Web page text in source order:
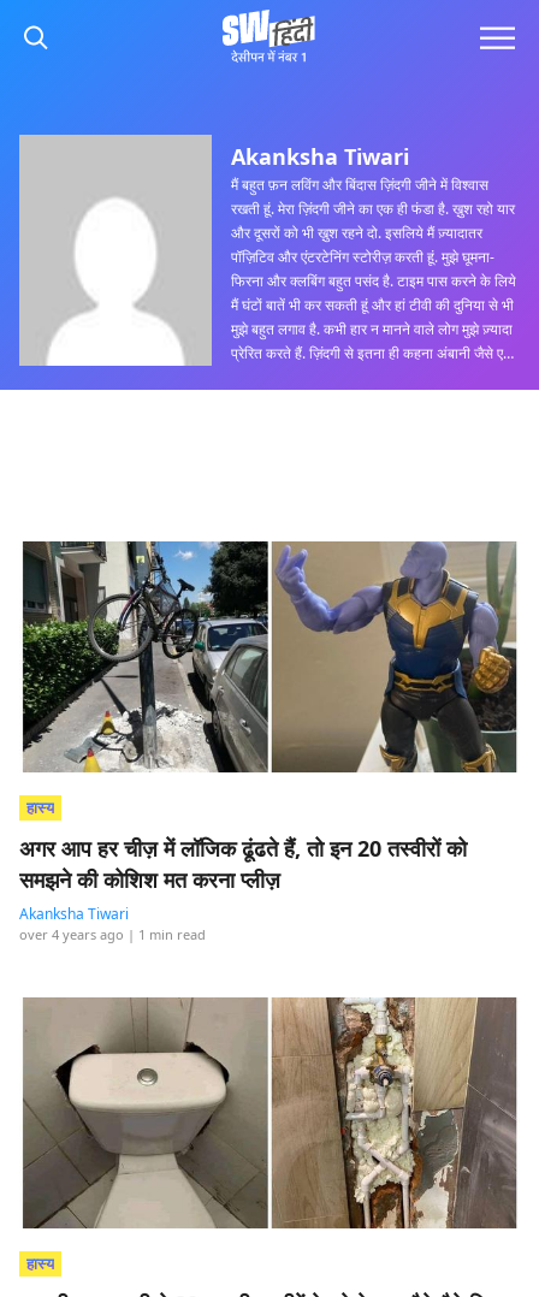
Akanksha Tiwari
मैं बहुत फ़न लविंग और बिंदास ज़िंदगी जीने में विश्वास
रखती हूं. मेरा ज़िंदगी जीने का एक ही फंडा है. ख़ुश रहो यार
और दूसरों को भी ख़ुश रहने दो. इसलिये मैं ज़्यादातर
पॉज़िटिव और एंटरटेनिंग स्टोरीज़ करती हूं. मुझे घूमना-
फिरना और क्लबिंग बहुत पसंद है. टाइम पास करने के लिये
मैं घंटों बातें भी कर सकती हूं और हां टीवी की दुनिया से भी
मुझे बहुत लगाव है. कभी हार न मानने वाले लोग मुझे ज़्यादा
प्रेरित करते हैं. ज़िंदगी से इतना ही कहना अंबानी जैसे एक
हास्य
अगर आप हर चीज़ में लॉजिक ढूंढते हैं, तो इन 20 तस्वीरों को
समझने की कोशिश मत करना प्लीज़
Akanksha Tiwari
over 4 years ago | 1 min read
हास्य